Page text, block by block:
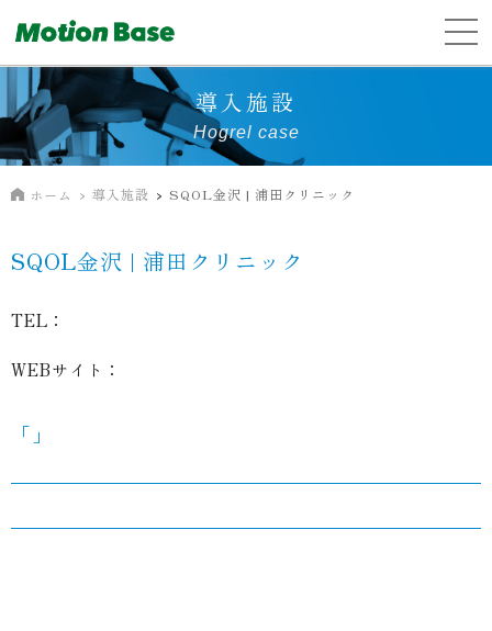
導入施設
Hogrel case
ホーム 導入施設 SQOL金沢 | 浦田クリニック
SQOL金沢 | 浦田クリニック
TEL：
WEBサイト：
「」